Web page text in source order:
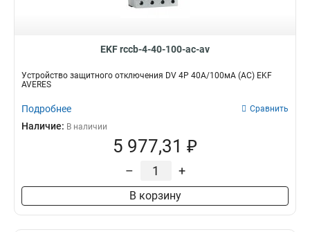
EKF rccb-4-40-100-ac-av
Устройство защитного отключения DV 4P 40А/100мА (AC) EKF
AVERES
Подробнее Сравнить
Наличие: В наличии
5 977,31 ₽
– +
В корзину